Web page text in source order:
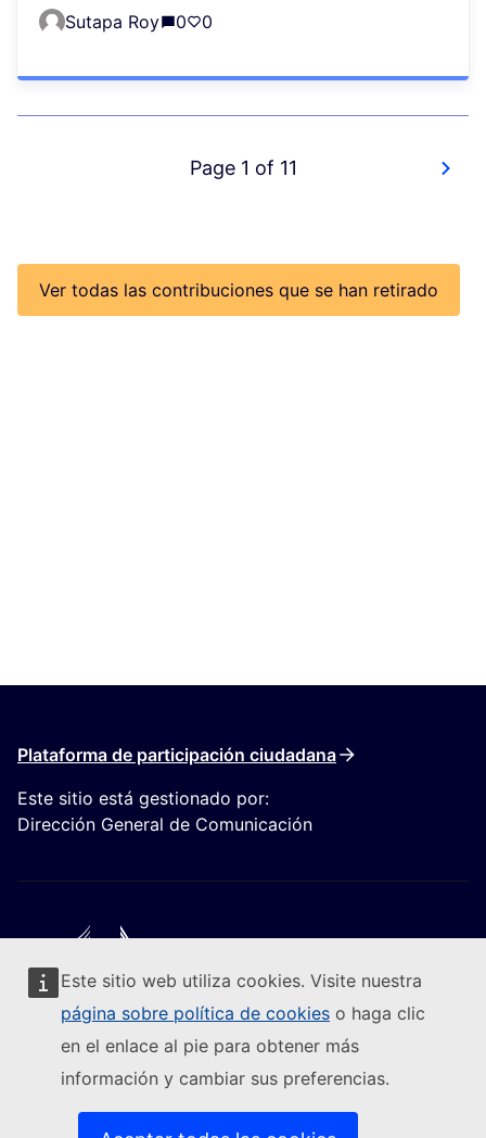
Este sitio web utiliza cookies. Visite nuestra
página sobre política de cookies o haga clic
en el enlace al pie para obtener más
información y cambiar sus preferencias.
Sutapa Roy 0 0
Page 1 of 11
Ver todas las contribuciones que se han retirado
Plataforma de participación ciudadana
Este sitio está gestionado por:
Dirección General de Comunicación
Seguir a la Comisión Europea
Contacto(Enlace externo)
Notificar una vulnerabilidad informática(Enlace externo)
Idiomas en nuestros sitios web(Enlace externo)
(Enlace externo)